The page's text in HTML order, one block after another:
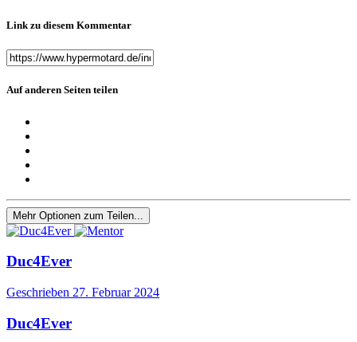
Link zu diesem Kommentar
Auf anderen Seiten teilen
Mehr Optionen zum Teilen...
Duc4Ever
Geschrieben 27. Februar 2024
Duc4Ever